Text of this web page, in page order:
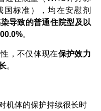
标准），均在安慰剂
导致的普通住院型及以
。
，不仅体现在保护效力
。
机体的保护持续很长时